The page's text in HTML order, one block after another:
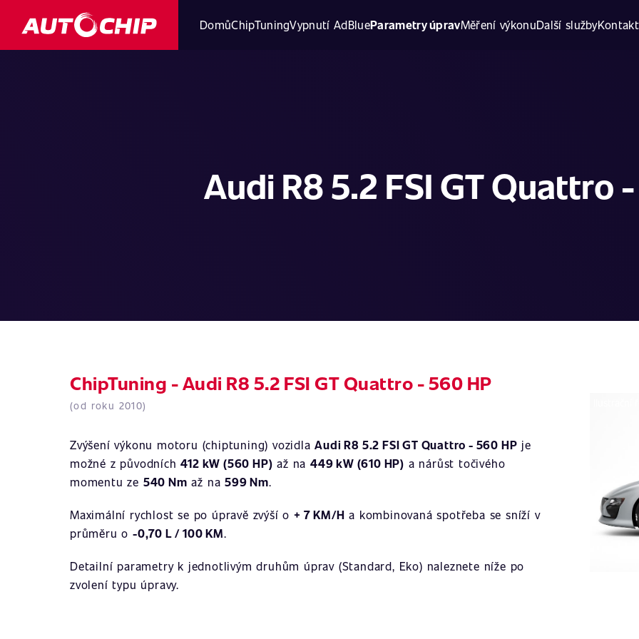
DomůChipTuningVypnutí AdBlueParametry úpravMěření výkonuDalší službyKontakt
Audi R8 5.2 FSI GT Quattro
ChipTuning - Audi R8 5.2 FSI GT Quattro - 560 HP
(od roku 2010)
Zvýšení výkonu motoru (chiptuning) vozidlaAudi R8 5.2 FSI GT Quattro - 560 HP je
možné z původních412 kW (560 HP) až na449 kW (610 HP) a nárůst točivého
momentu ze 540 Nm až na599 Nm.
Maximální rychlost se po úpravě zvýší o + 7 KM/H a kombinovaná spotřeba se sníží v
průměru o-0,70 L / 100 KM.
Detailní parametry k jednotlivým druhům úprav (Standard, Eko) naleznete níže po
zvolení typu úpravy.